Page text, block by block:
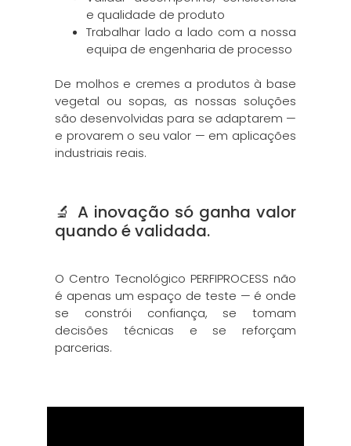
e qualidade de produto
Trabalhar lado a lado com a nossa
equipa de engenharia de processo
De molhos e cremes a produtos à base
vegetal ou sopas, as nossas soluções
são desenvolvidas para se adaptarem —
e provarem o seu valor — em aplicações
industriais reais.
🔬 A inovação só ganha valor
quando é validada.
O Centro Tecnológico PERFIPROCESS não
é apenas um espaço de teste — é onde
se constrói confiança, se tomam
decisões técnicas e se reforçam
parcerias.